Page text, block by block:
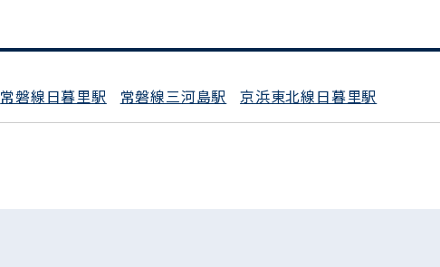
常磐線日暮里駅 常磐線三河島駅 京浜東北線日暮里駅